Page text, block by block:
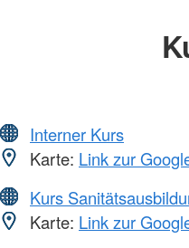
Interner Kurs
Karte: Link zur
Kurs
Karte: Link zur